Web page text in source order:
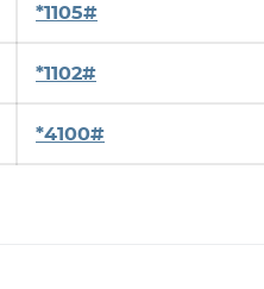
*1105#
*1102#
*4100#